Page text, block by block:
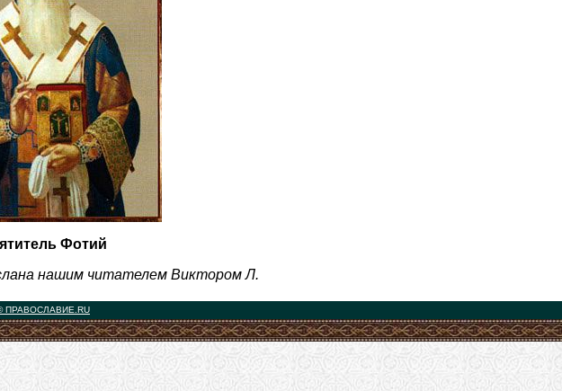
Фотий
нашим читателем Виктором Л.
ПРАВОСЛАВИЕ.RU